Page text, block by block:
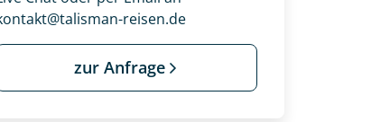
reisen.de
zur Anfrage